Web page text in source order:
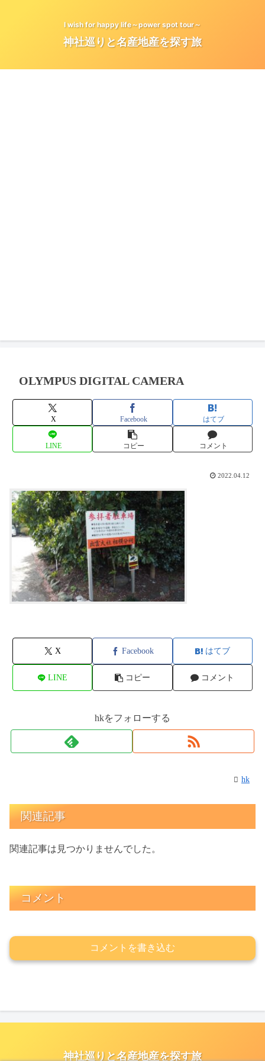
I wish for happy life～power spot tour～
神社巡りと名産地産を探す旅
OLYMPUS DIGITAL CAMERA
X Facebook はてブ
LINE コピー コメント
2022.04.12
X Facebook はてブ
LINE コピー コメント
hkをフォローする
hk
関連記事
関連記事は見つかりませんでした。
コメント
コメントを書き込む
神社巡りと名産地産を探す旅